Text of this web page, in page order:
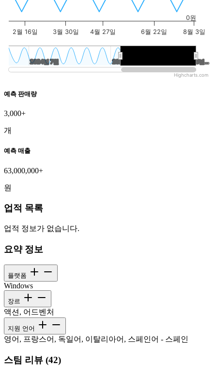
2월 16일 3월 30일 4월 27일 6월 22일 8월 3일
2024년 7월
2024년 7월 2026년 1월
2026년 1월 2026년…
2026년…
0원
Highcharts.com
예측 판매량
3,000+
개
예측 매출
63,000,000+
원
업적 목록
업적 정보가 없습니다.
요약 정보
플랫폼
Windows
장르
액션, 어드벤처
지원 언어
영어, 프랑스어, 독일어, 이탈리아어, 스페인어 - 스페인
스팀 리뷰 (42)